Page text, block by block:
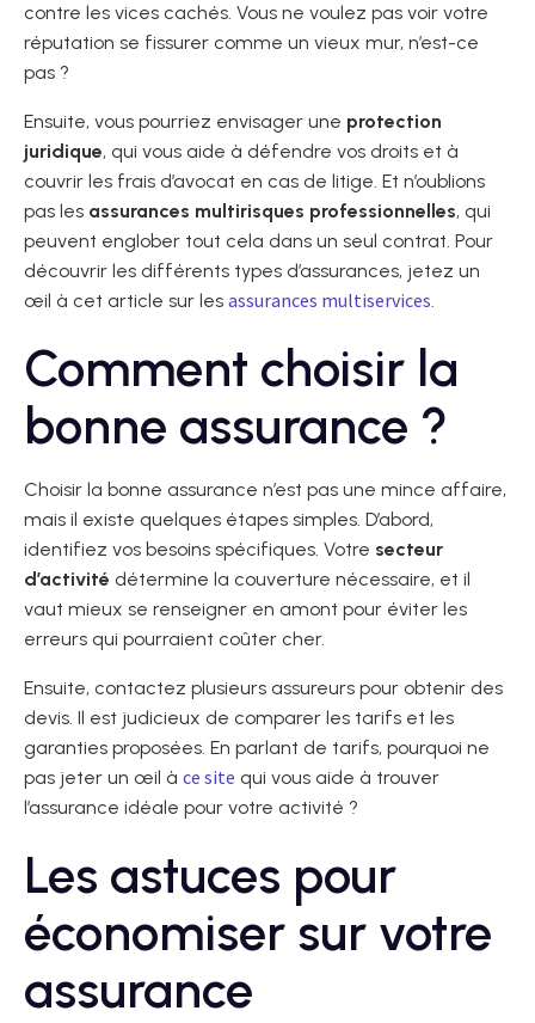
contre les vices cachés. Vous ne voulez pas voir votre
réputation se fissurer comme un vieux mur, n’est-ce
pas ?
Ensuite, vous pourriez envisager une protection
juridique, qui vous aide à défendre vos droits et à
couvrir les frais d’avocat en cas de litige. Et n’oublions
pas les assurances multirisques professionnelles, qui
peuvent englober tout cela dans un seul contrat. Pour
découvrir les différents types d’assurances, jetez un
œil à cet article sur les assurances multiservices.
Comment choisir la
bonne assurance ?
Choisir la bonne assurance n’est pas une mince affaire,
mais il existe quelques étapes simples. D’abord,
identifiez vos besoins spécifiques. Votre secteur
d’activité détermine la couverture nécessaire, et il
vaut mieux se renseigner en amont pour éviter les
erreurs qui pourraient coûter cher.
Ensuite, contactez plusieurs assureurs pour obtenir des
devis. Il est judicieux de comparer les tarifs et les
garanties proposées. En parlant de tarifs, pourquoi ne
pas jeter un œil à ce site qui vous aide à trouver
l’assurance idéale pour votre activité ?
Les astuces pour
économiser sur votre
assurance